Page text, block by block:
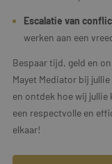
Escalatie van
werken aan een
Bespaar tijd, geld en
Mayet Mediator bij
en ontdek hoe wij
een respectvolle en
elkaar!